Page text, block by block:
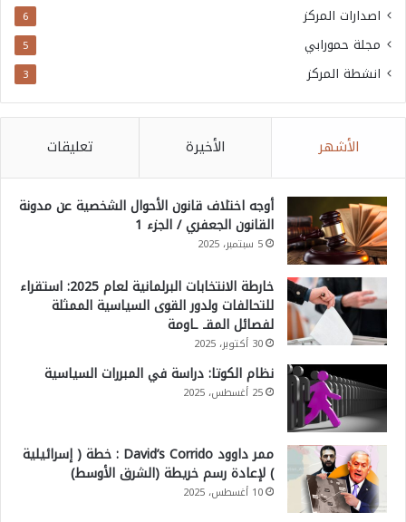
اصدارات المركز 6
مجلة حمورابي 5
انشطة المركز 3
الأشهر الأخيرة تعليقات
أوجه اختلاف قانون الأحوال الشخصية عن مدونة
القانون الجعفري / الجزء 1
5 سبتمبر، 2025
خارطة الانتخابات البرلمانية لعام 2025: استقراء
للتحالفات ولدور القوى السياسية الممثلة
لفصائل المقـ ـاومة
30 أكتوبر، 2025
نظام الكوتا: دراسة في المبررات السياسية
25 أغسطس، 2025
ممر داوود David’s Corrido : خطة ( إسرائيلية
) لإعادة رسم خريطة (الشرق الأوسط)
10 أغسطس، 2025